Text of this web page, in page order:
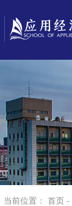
当前位置：首页 -